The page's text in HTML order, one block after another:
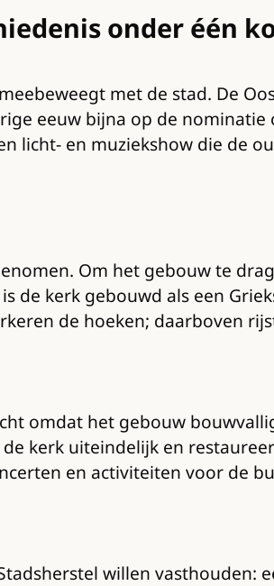
onder één
met de stad. De
eeuw bijna op de
licht- en muziekshow die de
Om het gebouw te
de kerk gebouwd als een
de hoeken; daarboven
omdat het gebouw
kerk uiteindelijk en
en activiteiten voor de
willen vasthouden: